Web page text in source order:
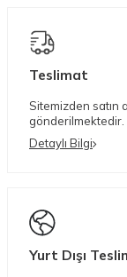
Teslimat
Sitemizden satın
gönderilmektedir.
Detaylı Bilgi
Yurt Dışı